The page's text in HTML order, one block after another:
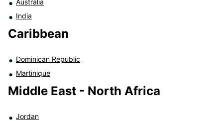
Australia
India
Caribbean
Dominican Republic
Martinique
Middle East - North Africa
Jordan